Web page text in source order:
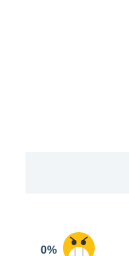
0%